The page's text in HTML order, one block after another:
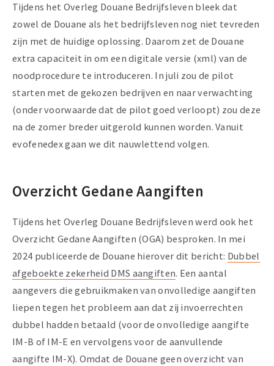
Tijdens het Overleg Douane Bedrijfsleven bleek dat
zowel de Douane als het bedrijfsleven nog niet tevreden
zijn met de huidige oplossing. Daarom zet de Douane
extra capaciteit in om een digitale versie (xml) van de
noodprocedure te introduceren. In juli zou de pilot
starten met de gekozen bedrijven en naar verwachting
(onder voorwaarde dat de pilot goed verloopt) zou deze
na de zomer breder uitgerold kunnen worden. Vanuit
evofenedex gaan we dit nauwlettend volgen.
Overzicht Gedane Aangiften
Tijdens het Overleg Douane Bedrijfsleven werd ook het
Overzicht Gedane Aangiften (OGA) besproken. In mei
2024 publiceerde de Douane hierover dit bericht: Dubbel
afgeboekte zekerheid DMS aangiften. Een aantal
aangevers die gebruikmaken van onvolledige aangiften
liepen tegen het probleem aan dat zij invoerrechten
dubbel hadden betaald (voor de onvolledige aangifte
IM-B of IM-E en vervolgens voor de aanvullende
aangifte IM-X). Omdat de Douane geen overzicht van